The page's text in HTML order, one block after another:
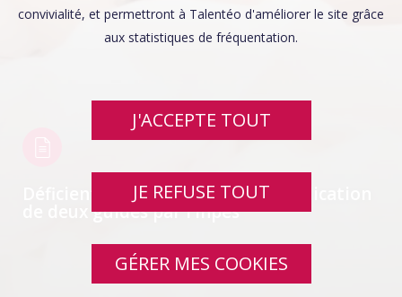
Déficients auditifs ou visuels : publication
de deux guides par l’Inpes
convivialité, et permettront à Talentéo d'améliorer le site grâce
aux statistiques de fréquentation.
J'ACCEPTE TOUT
JE REFUSE TOUT
GÉRER MES COOKIES